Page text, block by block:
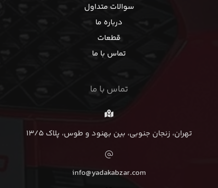
سوالات متداول
درباره ما
قطعات
تماس با ما
تماس با ما
تهران، زنجان جنوبی، بین بهنود و طوس، پلاک 13/5
info@yadakabzar.com